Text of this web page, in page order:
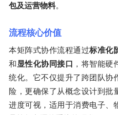
包及运营物料。
流程核心价值
本矩阵式协作流程通过标准化
和 显性化协同接口
，将智能硬
统化。它不仅提升了跨团队协
险，更确保了从概念设计到批
进度可视，适用于消费电子、